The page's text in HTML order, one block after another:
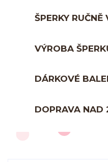
ŠPERKY RUČNĚ
VÝROBA
DÁRKOVÉ
DOPRAVA